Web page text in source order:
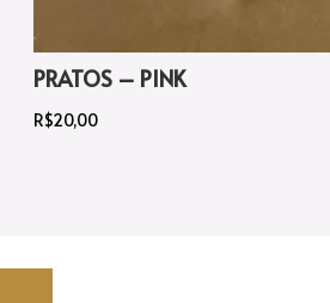
PRATOS – PINK
R$20,00